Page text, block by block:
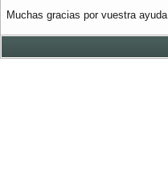
Muchas gracias por vuestra ayuda